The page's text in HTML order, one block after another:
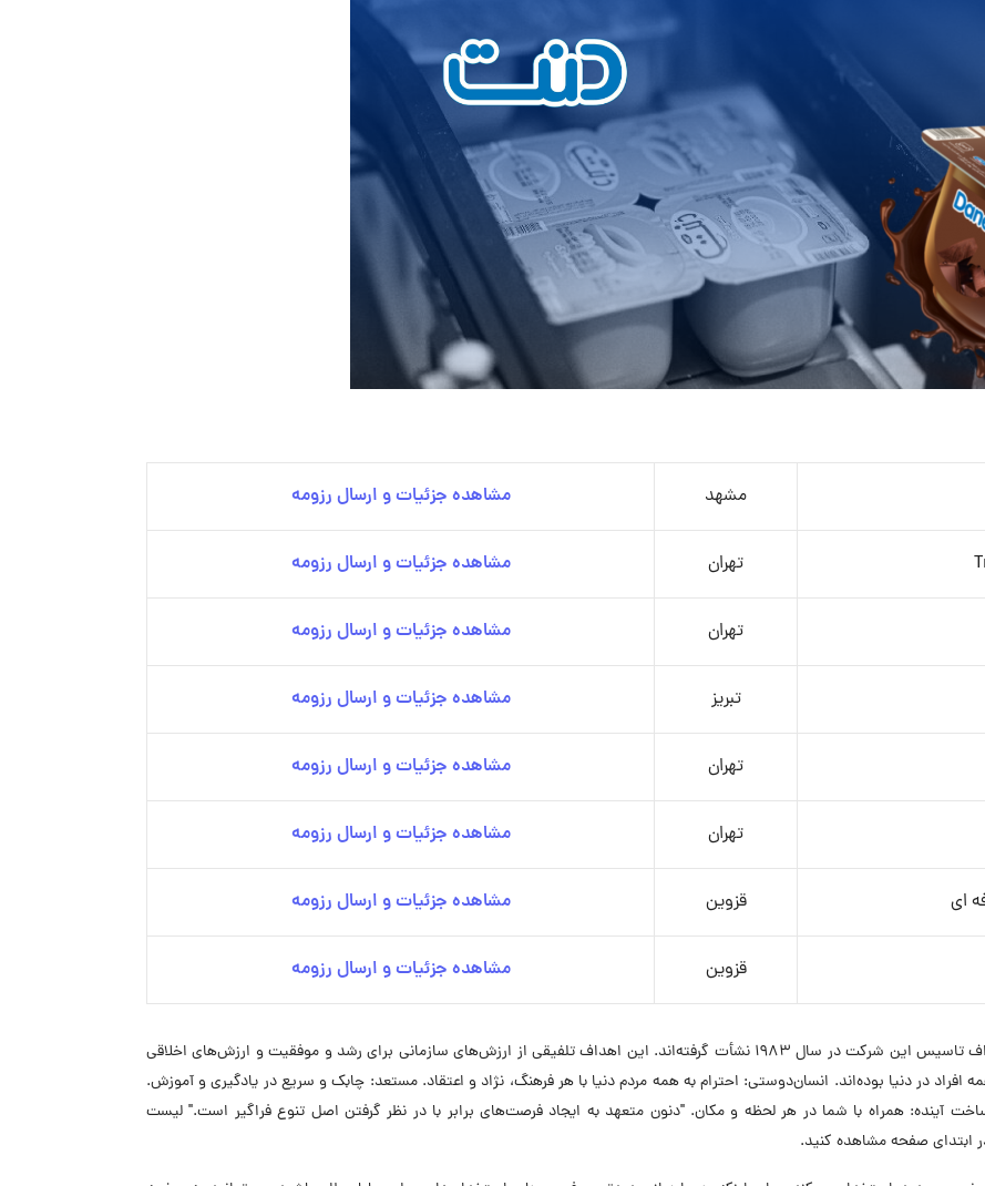
مشهد مشاهده جزئیات و ارسال رزومه
تهران مشاهده جزئیات و ارسال رزومه
تهران مشاهده جزئیات و ارسال رزومه
تبریز مشاهده جزئیات و ارسال رزومه
تهران مشاهده جزئیات و ارسال رزومه
تهران مشاهده جزئیات و ارسال رزومه
ای قزوین مشاهده جزئیات و ارسال رزومه
قزوین مشاهده جزئیات و ارسال رزومه
ارزش‌هایی که شرکت دنون لبنی پارس را ساخته‌اند، از اهداف تاسیس این شرکت در سال 1983 نشأت گرفته‌اند. این اهداف تلفیقی از ارزش‌های سازمانی برای رشد و موفقیت و ارزش‌های اخلاقی
افراد در دنیا بوده‌اند. انسان‌دوستی: احترام به همه مردم دنیا با هر فرهنگ، نژاد و اعتقاد. مستعد: چابک و سریع در یادگیری و آموزش.
آینده: همراه با شما در هر لحظه و مکان. "دنون متعهد به ایجاد فرصت‌های برابر با در نظر گرفتن اصل تنوع فراگیر است." لیست
ابتدای صفحه مشاهده کنید.